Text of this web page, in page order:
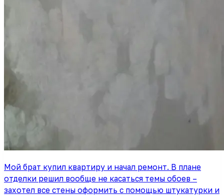
Мой брат купил квартиру и начал ремонт. В плане
отделки решил вообще не касаться темы обоев –
захотел все стены оформить с помощью штукатурки и